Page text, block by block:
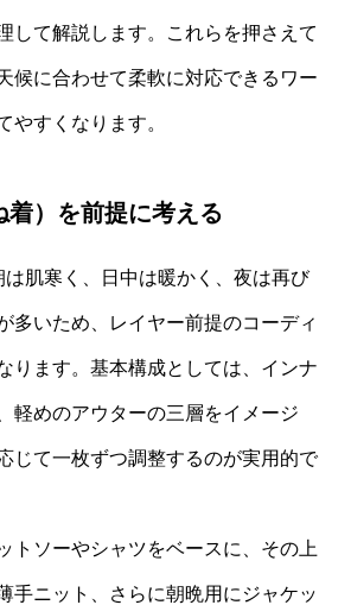
して解説します。これらを押さえて
候に合わせて柔軟に対応できるワー
やすくなります。
着）を前提に考える
肌寒く、日中は暖かく、夜は再び
多いため、レイヤー前提のコーディ
ります。基本構成としては、インナ
軽めのアウターの三層をイメージ
じて一枚ずつ調整するのが実用的で
トソーやシャツをベースに、その上
手ニット、さらに朝晩用にジャケッ